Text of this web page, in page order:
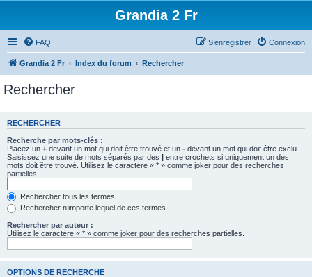
Grandia 2 Fr
FAQ Connexion
S’enregistrer
Grandia 2 Fr Index du forum Rechercher
Rechercher
RECHERCHER
Recherche par mots-clés :
Placez un + devant un mot qui doit être trouvé et un - devant un mot qui doit être exclu.
Saisissez une suite de mots séparés par des | entre crochets si uniquement un des
mots doit être trouvé. Utilisez le caractère « * » comme joker pour des recherches
partielles.
Rechercher tous les termes
Rechercher n’importe lequel de ces termes
Rechercher par auteur :
Utilisez le caractère « * » comme joker pour des recherches partielles.
OPTIONS DE RECHERCHE